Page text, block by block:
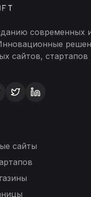
современных
сайтов, стартапов
сайты